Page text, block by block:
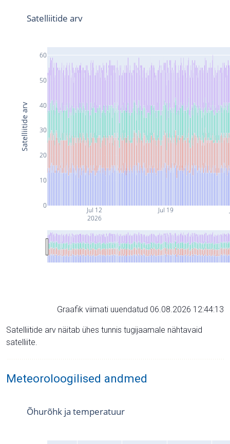
Jul 12
2026
Jul 19
0
10
20
30
40
50
60
Satelliitide arv
Satelliitide arv
Graafik viimati uuendatud 06.08.2026 12:44:13
Satelliitide arv näitab ühes tunnis tugijaamale nähtavaid
satelliite.
Meteoroloogilised andmed
Õhurõhk ja temperatuur